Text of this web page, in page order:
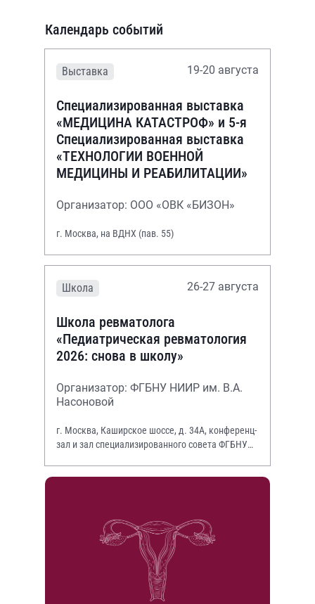
Календарь событий
Выставка 19-20 августа
Специализированная выставка
«МЕДИЦИНА КАТАСТРОФ» и 5-я
Специализированная выставка
«ТЕХНОЛОГИИ ВОЕННОЙ
МЕДИЦИНЫ И РЕАБИЛИТАЦИИ»
Организатор: ООО «ОВК «БИЗОН»
г. Москва, на ВДНХ (пав. 55)
Школа 26-27 августа
Школа ревматолога
«Педиатрическая ревматология
2026: снова в школу»
Организатор: ФГБНУ НИИР им. В.А.
Насоновой
г. Москва, Каширское шоссе, д. 34А, конференц-
зал и зал специализированного совета ФГБНУ